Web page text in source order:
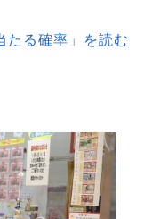
たる確率」を読む